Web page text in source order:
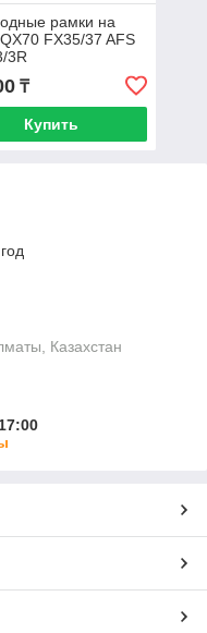
рамки на
FX35/37 AFS
3R
₸
Купить
Казахстан